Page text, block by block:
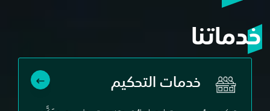
خدماتنا
خدمات التحكيم